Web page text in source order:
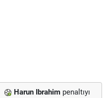
Harun Ibrahim penaltıyı